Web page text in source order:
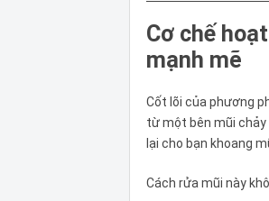
Cơ chế
mạnh mẽ
Cốt lõi của phương
từ một bên mũi chảy
lại cho bạn khoang
Cách rửa mũi này